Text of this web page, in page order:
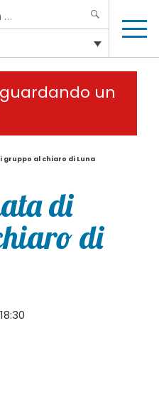
un
gruppo al chiaro di Luna
di
di